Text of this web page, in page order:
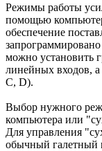
Режимы работы
помощью
обеспечение
можно установить
линейных входов,
C, D).
Выбор нужного
компьютера или
Для управления
обычный галетный